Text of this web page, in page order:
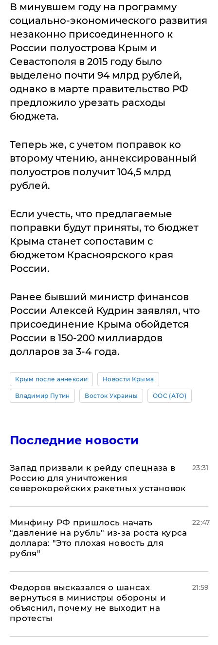
В минувшем году на программу
социально-экономического развития
незаконно присоединенного к
России полуострова Крым и
Севастополя в 2015 году было
выделено почти 94 млрд рублей,
однако в марте правительство РФ
предложило урезать расходы
бюджета.
Теперь же, с учетом поправок ко
второму чтению, аннексированный
полуостров получит 104,5 млрд
рублей.
Если учесть, что предлагаемые
поправки будут приняты, то бюджет
Крыма станет сопоставим с
бюджетом Красноярского края
России.
Ранее бывший министр финансов
России Алексей Кудрин заявлял, что
присоединение Крыма обойдется
России в 150-200 миллиардов
долларов за 3-4 года.
Крым после аннексии Новости Крыма
Владимир Путин Восток Украины ООС (АТО)
Последние новости
Запад призвали к рейду спецназа в
Россию для уничтожения
северокорейских ракетных установок
23:31
Минфину РФ пришлось начать
"давление на рубль" из-за роста курса
доллара: "Это плохая новость для
рубля"
22:47
Федоров высказался о шансах
вернуться в министры обороны и
объяснил, почему не выходит на
протесты
21:59